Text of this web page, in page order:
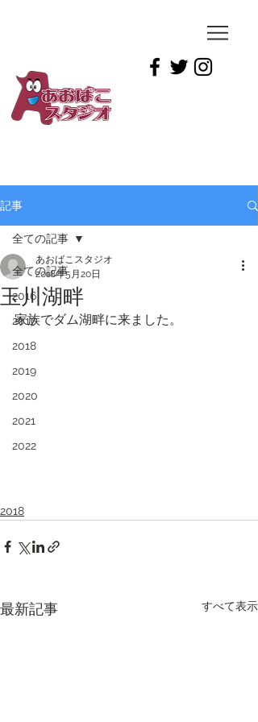
記事
全ての記事
2016
2017
2018
2019
2020
2021
2022
全ての記事
玉川湖畔
あおばこスタジオ
2018年5月20日
家族でダム湖畔に来ました。
2018
最新記事 すべて表示